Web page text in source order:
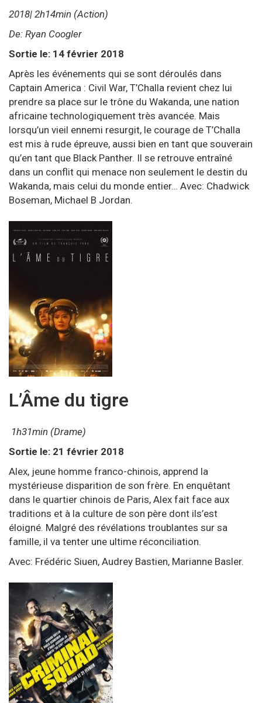
2018| 2h14min (Action)
De: Ryan Coogler
Sortie le: 14 février 2018
Après les événements qui se sont déroulés dans
Captain America : Civil War, T’Challa revient chez lui
prendre sa place sur le trône du Wakanda, une nation
africaine technologiquement très avancée. Mais
lorsqu’un vieil ennemi resurgit, le courage de T’Challa
est mis à rude épreuve, aussi bien en tant que souverain
qu’en tant que Black Panther. Il se retrouve entraîné
dans un conflit qui menace non seulement le destin du
Wakanda, mais celui du monde entier… Avec: Chadwick
Boseman, Michael B Jordan.
L’Âme du tigre
1h31min (Drame)
Sortie le: 21 février 2018
Alex, jeune homme franco-chinois, apprend la
mystérieuse disparition de son frère. En enquêtant
dans le quartier chinois de Paris, Alex fait face aux
traditions et à la culture de son père dont ils’est
éloigné. Malgré des révélations troublantes sur sa
famille, il va tenter une ultime réconciliation.
Avec: Frédéric Siuen, Audrey Bastien, Marianne Basler.